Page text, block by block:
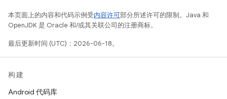
本页面上的内容和代码示例受内容许可部分所述许可的限制。Java 和
OpenJDK 是 Oracle 和/或其关联公司的注册商标。
最后更新时间 (UTC)：2026-06-18。
构建
Android 代码库